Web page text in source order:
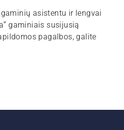
asistentu ir lengvai
gaminiais susijusią
pagalbos, galite